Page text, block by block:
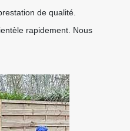
de qualité.
rapidement. Nous